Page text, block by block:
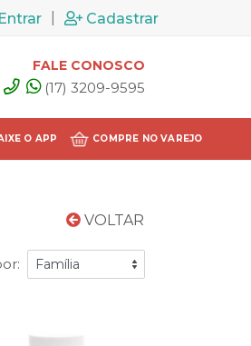
Entrar Cadastrar
FALE CONOSCO
(17) 3209-9595
O APP COMPRE NO VAREJO
VOLTAR